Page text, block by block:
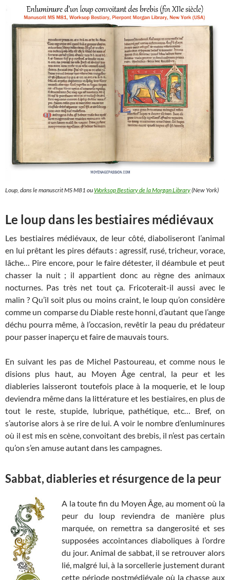
Loup, dans le manuscrit MS M81 ouWorksop Bestiary de la Morgan Library(New York)
Le loup dans les bestiaires médiévaux
Les bestiaires médiévaux, de leur côté, diaboliseront l’animal
en lui prêtant les pires défauts : agressif, rusé, tricheur, vorace,
lâche… Pire encore, pour le faire détester, il déambule et peut
chasser la nuit ; il appartient donc au règne des animaux
nocturnes. Pas très net tout ça. Fricoterait-il aussi avec le
malin ? Qu’il soit plus ou moins craint, le loup qu’on considère
comme un comparse du Diable reste honni, d’autant que l’ange
déchu pourra même, à l’occasion, revêtir la peau du prédateur
pour passer inaperçu et faire de mauvais tours.
En suivant les pas de Michel Pastoureau, et comme nous le
disions plus haut, au Moyen Âge central, la peur et les
diableries laisseront toutefois place à la moquerie, et le loup
deviendra même dans la littérature et les bestiaires, en plus de
tout le reste, stupide, lubrique, pathétique, etc… Bref, on
s’autorise alors à se rire de lui. A voir le nombre d’enluminures
où il est mis en scène, convoitant des brebis, il n’est pas certain
qu’on s’en amuse autant dans les campagnes.
Sabbat, diableries et résurgence de la peur
A la toute fin du Moyen Âge, au moment où la
peur du loup reviendra de manière plus
marquée, on remettra sa dangerosité et ses
supposées accointances diaboliques à l’ordre
du jour. Animal de sabbat, il se retrouver alors
lié, malgré lui, à la sorcellerie justement durant
cette période postmédiévale où la chasse aux